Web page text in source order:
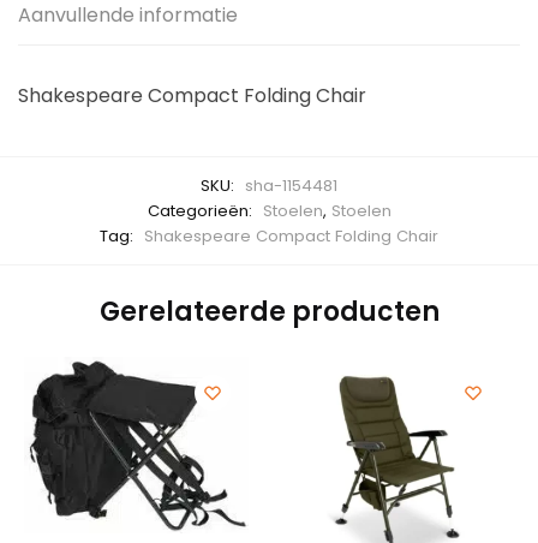
Aanvullende informatie
Shakespeare Compact Folding Chair
SKU: sha-1154481
Categorieën: Stoelen, Stoelen
Tag: Shakespeare Compact Folding Chair
Gerelateerde producten